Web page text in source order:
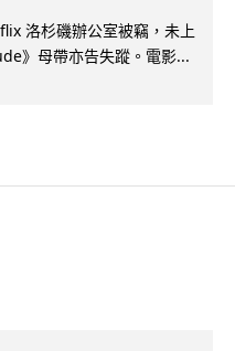
洛杉磯辦公室被竊，未上
》母帶亦告失蹤。電影...